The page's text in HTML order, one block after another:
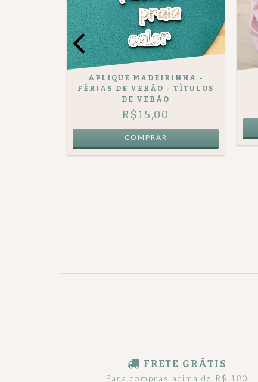
APLIQUE MADEIRINHA -
FÉRIAS DE VERÃO - TÍTULOS
DE VERÃO
R$15,00
FRETE GRÁTIS
Para compras acima de R$ 180